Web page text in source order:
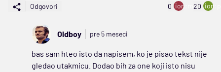
Odgovori 0 ion:minus
20
Oldboy pre 5 meseci
bas sam hteo isto da napisem, ko je pisao tekst nije
gledao utakmicu. Dodao bih za one koji isto nisu